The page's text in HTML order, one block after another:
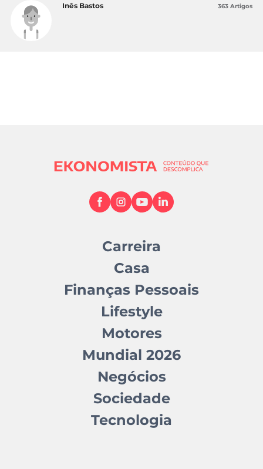
Inês Bastos 363 Artigos
Carreira
Casa
Finanças Pessoais
Lifestyle
Motores
Mundial 2026
Negócios
Sociedade
Tecnologia